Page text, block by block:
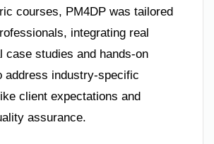
courses, PM4DP was tailored
integrating real
case studies and hands-on
address industry-specific
client expectations and
assurance.